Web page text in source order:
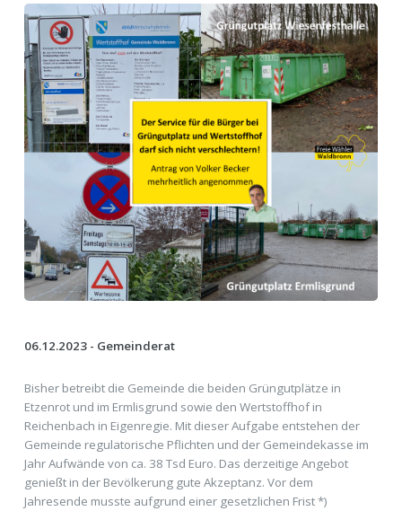
06.12.2023 - Gemeinderat
Bisher betreibt die Gemeinde die beiden Grüngutplätze in
Etzenrot und im Ermlisgrund sowie den Wertstoffhof in
Reichenbach in Eigenregie. Mit dieser Aufgabe entstehen der
Gemeinde regulatorische Pflichten und der Gemeindekasse im
Jahr Aufwände von ca. 38 Tsd Euro. Das derzeitige Angebot
genießt in der Bevölkerung gute Akzeptanz. Vor dem
Jahresende musste aufgrund einer gesetzlichen Frist *)